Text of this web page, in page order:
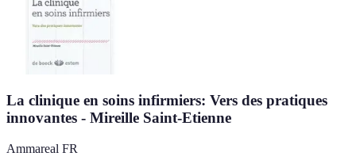
La clinique en soins infirmiers: Vers des pratiques
innovantes - Mireille Saint-Etienne
Ammareal FR